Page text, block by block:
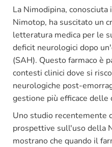
La Nimodipina, conosciuta
Nimotop, ha suscitato un
letteratura medica per le
deficit neurologici dopo
(SAH). Questo farmaco è
contesti clinici dove si
neurologiche post-
gestione più efficace delle
Uno studio recentemente
prospettive sull'uso della
mostrano che quando il